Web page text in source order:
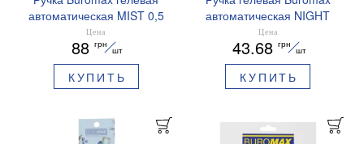
автоматическая MIST 0,5
мм синие чернила
BM.83103
Цена
88 грн
шт
КУПИТЬ
автоматическая NIGHT
SKY ZODIAC 0.5 мм
ароматизированный грипп
синие чернила BM.8379-
01
Цена
43.68 грн
шт
КУПИТЬ